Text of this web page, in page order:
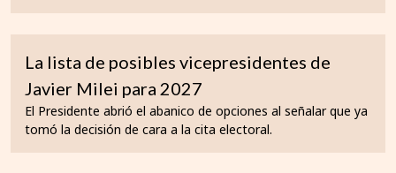
La lista de posibles vicepresidentes de
Javier Milei para 2027
El Presidente abrió el abanico de opciones al señalar que ya
tomó la decisión de cara a la cita electoral.